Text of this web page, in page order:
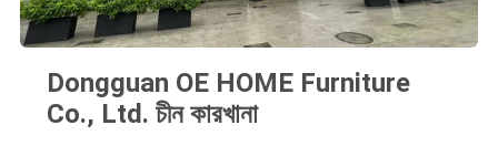
Dongguan OE HOME Furniture
Co., Ltd. চীন কারখানা